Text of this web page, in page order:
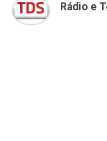
Rádio e